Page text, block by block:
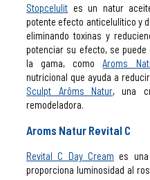
Stopcelulit es un natur
potente efecto anticelulítico y
eliminando toxinas y
potenciar su efecto, se
la gama, comoAroms
nutricional que ayuda a
Sculpt Arôms Natur, una
remodeladora.
Aroms Natur Revital C
Revital C Day Cream es
proporciona luminosidad al